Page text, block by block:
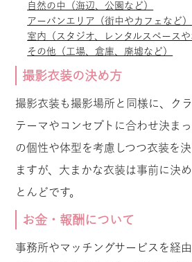
自然の中（海辺、公園など）
アーバンエリア（街中やカフェなど）
室内（スタジオ、レンタルスペースや
その他（工場、倉庫、廃墟など）
撮影衣装の決め方
撮影衣装も撮影場所と同様に、ク
テーマやコンセプトに合わせ決ま
の個性や体型を考慮しつつ衣装を
ますが、大まかな衣装は事前に決
とんどです。
お金・報酬について
事務所やマッチングサービスを経